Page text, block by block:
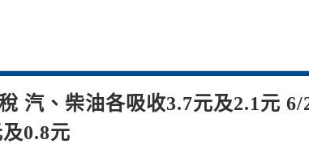
汽、柴油各吸收3.7元及2.1元 6/
0.8元